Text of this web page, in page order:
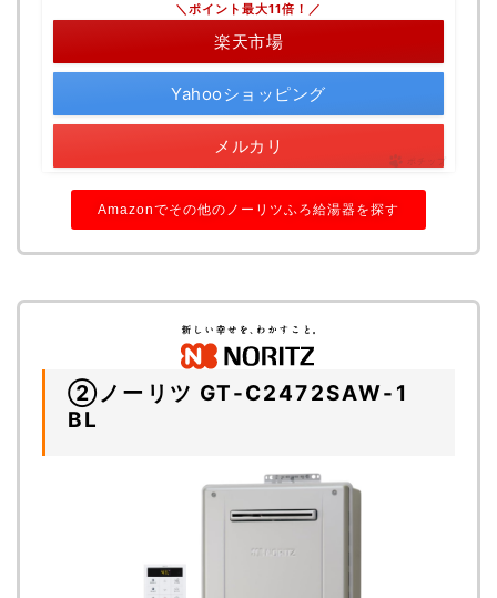
＼ポイント最大11倍！／
楽天市場
Yahooショッピング
メルカリ
ポチップ
Amazonでその他のノーリツふろ給湯器を探す
②ノーリツ GT-C2472SAW-1
BL